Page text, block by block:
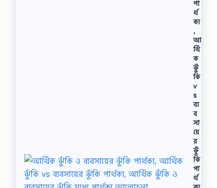
পা
র্থ
ক্য
,
আ
র্থি
ক
ঝুঁ
কি
v
s
ব্য
ব
সা
য়ে
র
ঝুঁ
কি
পা
র্থ